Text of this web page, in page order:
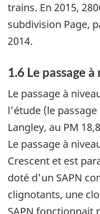
trains. En 2015,
subdivision Page,
2014.
1.6 Le passage
Le passage à
l'étude (le
Langley, au PM
Le passage à
Crescent et est
doté d'un SAPN
clignotants, une
SAPN